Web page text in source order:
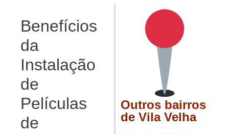
Benefícios
da
Instalação
de
Películas
de
Outros bairros
de Vila Velha